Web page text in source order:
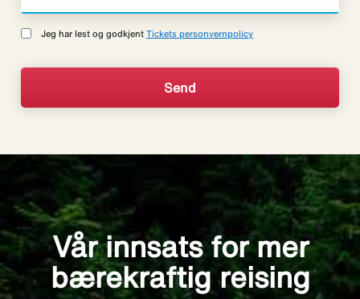
Jeg har lest og godkjent Tickets personvernpolicy
Vår innsats for mer
bærekraftig reising